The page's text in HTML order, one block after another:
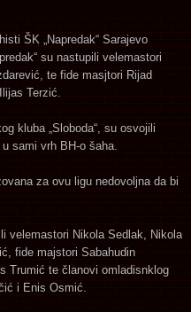
ŠK „Napredak“ Sarajevo
su nastupili velemastori
te fide masjtori Rijad
Terzić.
kluba „Sloboda“, su osvojili
sami vrh BH-o šaha.
za ovu ligu nedovoljna da bi
velemastori Nikola Sedlak, Nikola
fide majstori Sabahudin
Trumić te članovi omladisnklog
i Enis Osmić.